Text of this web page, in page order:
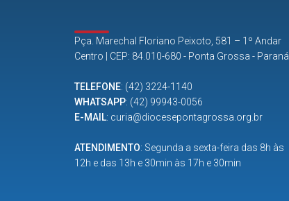
Pça. Marechal Floriano Peixoto, 581 – 1º Andar
Centro | CEP: 84.010-680 - Ponta Grossa - Paraná
TELEFONE: (42) 3224-1140
WHATSAPP: (42) 99943-0056
E-MAIL: curia@diocesepontagrossa.org.br
ATENDIMENTO: Segunda a sexta-feira das 8h às
12h e das 13h e 30min às 17h e 30min